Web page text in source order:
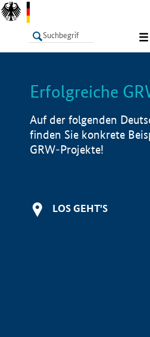
LISTE
Erfolgreiche
Auf der folgenden
finden Sie konkrete
GRW-Projekte!
LOS GEHT'S